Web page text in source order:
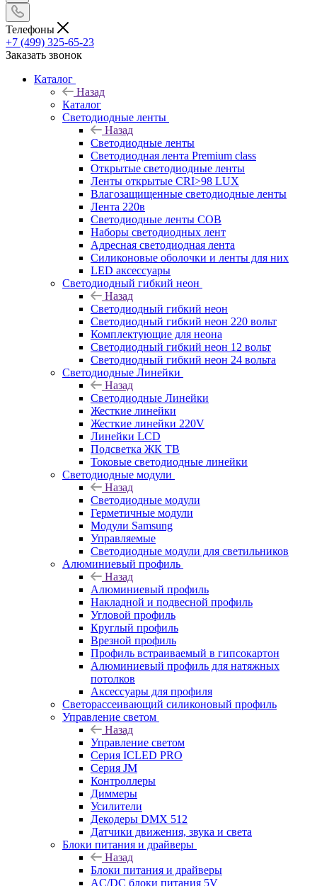
Телефоны
+7 (499) 325-65-23
Заказать звонок
Каталог
Назад
Каталог
Светодиодные ленты
Назад
Светодиодные ленты
Светодиодная лента Premium class
Открытые светодиодные ленты
Ленты открытые CRI>98 LUX
Влагозащищенные светодиодные ленты
Лента 220в
Светодиодные ленты COB
Наборы светодиодных лент
Адресная светодиодная лента
Силиконовые оболочки и ленты для них
LED аксессуары
Светодиодный гибкий неон
Назад
Светодиодный гибкий неон
Светодиодный гибкий неон 220 вольт
Комплектующие для неона
Светодиодный гибкий неон 12 вольт
Светодиодный гибкий неон 24 вольта
Светодиодные Линейки
Назад
Светодиодные Линейки
Жесткие линейки
Жесткие линейки 220V
Линейки LCD
Подсветка ЖК ТВ
Токовые светодиодные линейки
Светодиодные модули
Назад
Светодиодные модули
Герметичные модули
Модули Samsung
Управляемые
Светодиодные модули для светильников
Алюминиевый профиль
Назад
Алюминиевый профиль
Накладной и подвесной профиль
Угловой профиль
Круглый профиль
Врезной профиль
Профиль встраиваемый в гипсокартон
Алюминиевый профиль для натяжных
потолков
Аксессуары для профиля
Светорассеивающий силиконовый профиль
Управление светом
Назад
Управление светом
Серия ICLED PRO
Серия JM
Контроллеры
Диммеры
Усилители
Декодеры DMX 512
Датчики движения, звука и света
Блоки питания и драйверы
Назад
Блоки питания и драйверы
AC/DC блоки питания 5V